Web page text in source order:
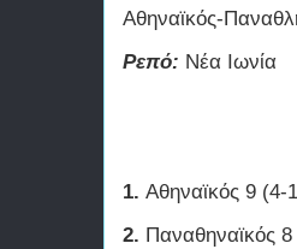
Αθηναϊκός-
Ρεπό: Νέα Ιωνία
1. Αθηναϊκός 9 (4-
2. Παναθηναϊκός